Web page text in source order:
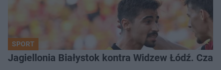
SPORT
Jagiellonia Białystok kontra Widzew Łódź.